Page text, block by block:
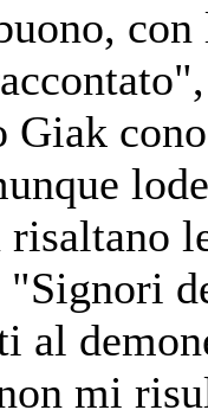
al
mi